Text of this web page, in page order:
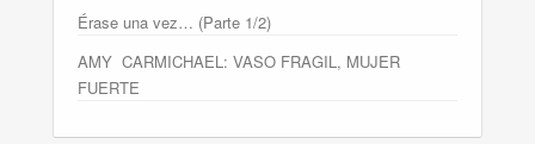
Érase una vez… (Parte 1/2)
AMY CARMICHAEL: VASO FRAGIL, MUJER
FUERTE